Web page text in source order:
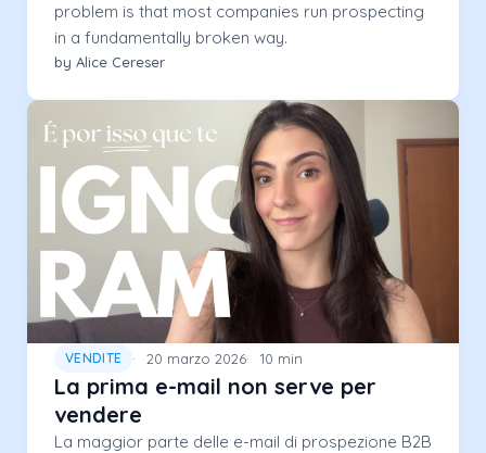
problem is that most companies run prospecting
in a fundamentally broken way.
by Alice Cereser
VENDITE 20 marzo 2026 10 min
La prima e-mail non serve per
vendere
La maggior parte delle e-mail di prospezione B2B